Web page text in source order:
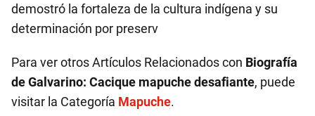
demostró la fortaleza de la cultura indígena y su
determinación por preserv
Para ver otros Artículos Relacionados con Biografía
de Galvarino: Cacique mapuche desafiante, puede
visitar la Categoría Mapuche.